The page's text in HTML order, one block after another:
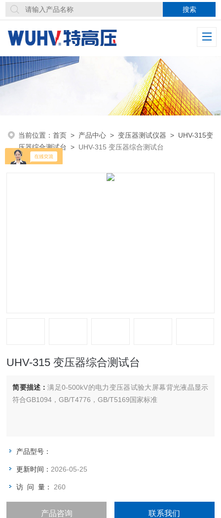
当前位置：首页 > 产品中心 >变压器测试仪器 > UHV-315变
压器综合测试台 > UHV-315 变压器综合测试台
UHV-315 变压器综合测试台
简要描述：满足0-500kV的电力变压器试验大屏幕背光液晶显示
符合GB1094，GB/T4776，GB/T5169国家标准
产品型号：
更新时间： 2026-05-25
访 问 量： 260
产品咨询 联系我们